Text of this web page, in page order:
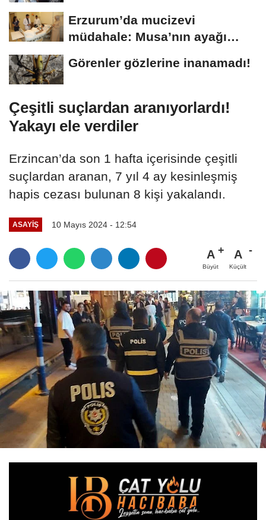
Erzurum’da mucizevi
müdahale: Musa’nın ayağı
Görenler gözlerine inanamadı!
Çeşitli suçlardan aranıyorlardı!
Yakayı ele verdiler
Erzincan’da son 1 hafta içerisinde çeşitli
suçlardan aranan, 7 yıl 4 ay kesinleşmiş
hapis cezası bulunan 8 kişi yakalandı.
ASAYİŞ 10 Mayıs 2024 - 12:54
A
Büyüt
A
Küçült